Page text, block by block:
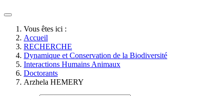
Vous êtes ici :
Accueil
RECHERCHE
Dynamique et Conservation de la Biodiversité
Interactions Humains Animaux
Doctorants
Arzhela HEMERY